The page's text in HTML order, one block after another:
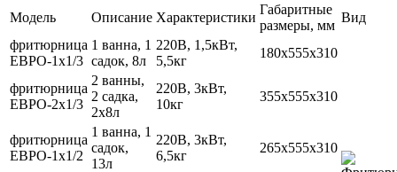
Модель Описание Характеристики
Габаритные
размеры, мм
Вид
фритюрница
ЕВРО-1х1/3
1 ванна, 1
садок, 8л
220В, 1,5кВт,
5,5кг
180х555х310
фритюрница
ЕВРО-2х1/3
2 ванны,
2 садка,
2х8л
220В, 3кВт,
10кг
355х555х310
фритюрница
ЕВРО-1х1/2
1 ванна, 1
садок,
13л
220В, 3кВт,
6,5кг
265х555х310